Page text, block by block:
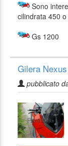
Sono
cilindrata 450
Gs 1200
Gilera
pubblicato